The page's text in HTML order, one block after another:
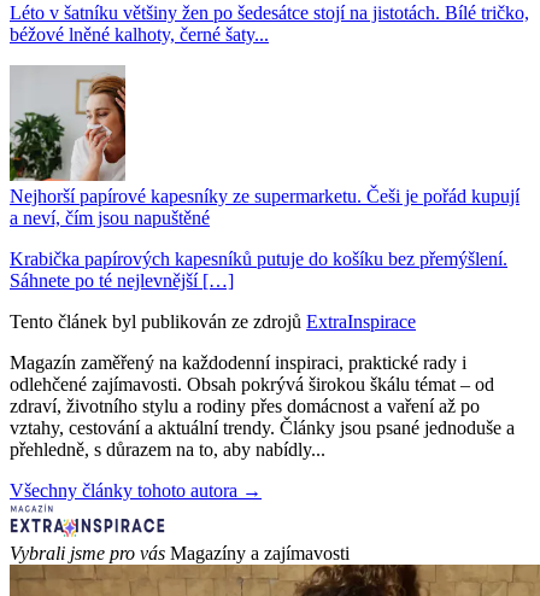
Léto v šatníku většiny žen po šedesátce stojí na jistotách. Bílé tričko,
béžové lněné kalhoty, černé šaty...
Nejhorší papírové kapesníky ze supermarketu. Češi je pořád kupují
a neví, čím jsou napuštěné
Krabička papírových kapesníků putuje do košíku bez přemýšlení.
Sáhnete po té nejlevnější […]
Tento článek byl publikován ze zdrojů ExtraInspirace
Magazín zaměřený na každodenní inspiraci, praktické rady i
odlehčené zajímavosti. Obsah pokrývá širokou škálu témat – od
zdraví, životního stylu a rodiny přes domácnost a vaření až po
vztahy, cestování a aktuální trendy. Články jsou psané jednoduše a
přehledně, s důrazem na to, aby nabídly...
Všechny články tohoto autora →
Vybrali jsme pro vás Magazíny a zajímavosti